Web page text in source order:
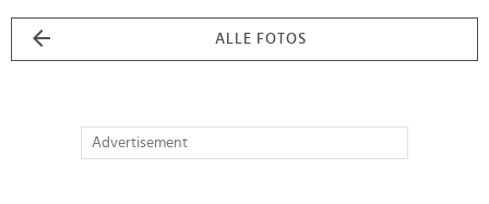
ALLE FOTOS
Advertisement